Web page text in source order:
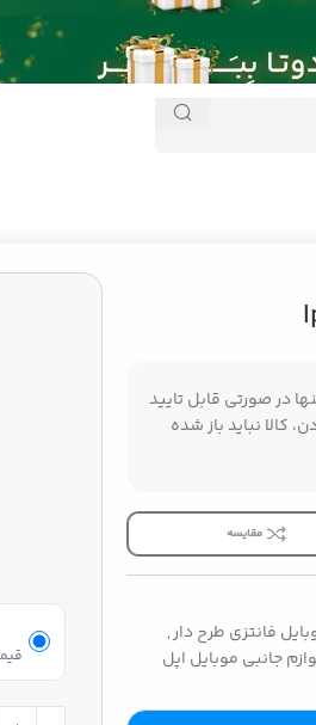
در صورتی قابل تایید
کالا نباید باز شده
مقایسه
فانتزی طرح دار,
جانبی موبایل اپل